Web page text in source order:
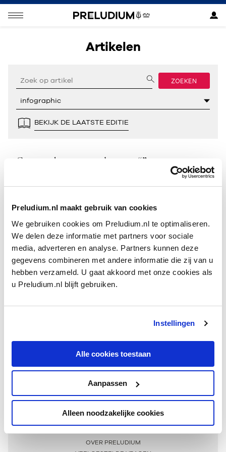
Preludium.nl maakt gebruik van cookies
We gebruiken cookies om Preludium.nl te optimaliseren.
We delen deze informatie met partners voor sociale
media, adverteren en analyse. Partners kunnen deze
gegevens combineren met andere informatie die zij van u
hebben verzameld. U gaat akkoord met onze cookies als
u Preludium.nl blijft gebruiken.
Instellingen
Alle cookies toestaan
Aanpassen
Alleen noodzakelijke cookies
Artikelen
ZOEKEN
BEKIJK DE LAATSTE EDITIE
Geen resultaten gevonden voor “”.
Meer informatie
OVER PRELUDIUM